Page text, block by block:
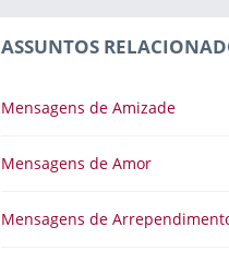
ASSUNTOS
Mensagens de Amizade
Mensagens de Amor
Mensagens de